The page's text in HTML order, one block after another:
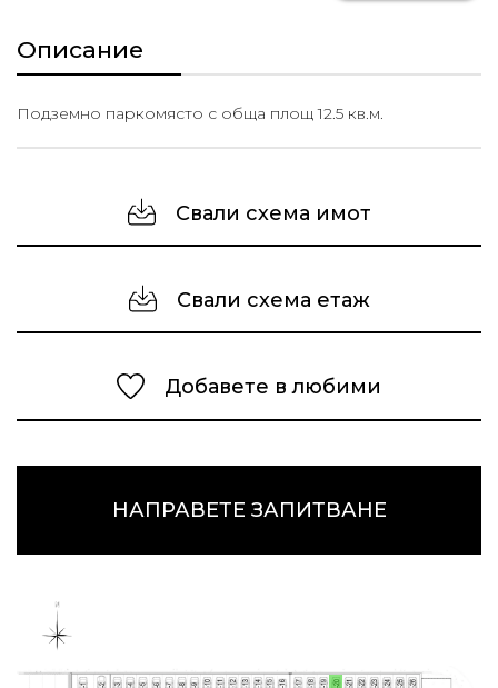
Описание
Подземно паркомясто с обща площ 12.5 кв.м.
Свали схема имот
Свали схема етаж
Добавете в любими
НАПРАВЕТЕ ЗАПИТВАНЕ